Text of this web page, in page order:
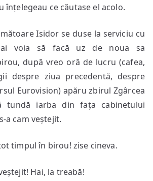
înțelegeau ce căutase el acolo.
Isidor se duse la serviciu cu
voia să facă uz de noua sa
după vreo oră de lucru (cafea,
despre ziua precedentă, despre
Eurovision) apăru zbirul Zgârcea
tundă iarba din fața cabinetului
a cam veștejit.
în birou! zise cineva.
Hai, la treabă!